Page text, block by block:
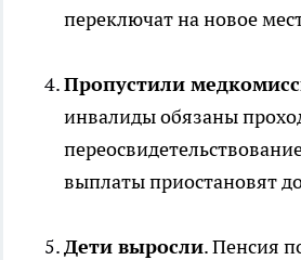
переключат на новое
Пропустили
инвалиды обязаны
выплаты приостановят
Дети выросли. Пенсия